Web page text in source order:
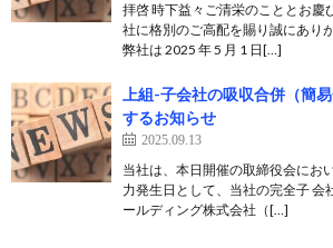
拝啓 時下益々ご清栄のこととお慶
社に格別のご高配を賜り誠にあり
弊社は 2025 年 5 月 1 日[…]
上組-子会社の吸収合併（簡
するお知らせ
2025.09.13
当社は、本日開催の取締役会にお
力発生日として、当社の完全子 会
ールディング株式会社（[…]